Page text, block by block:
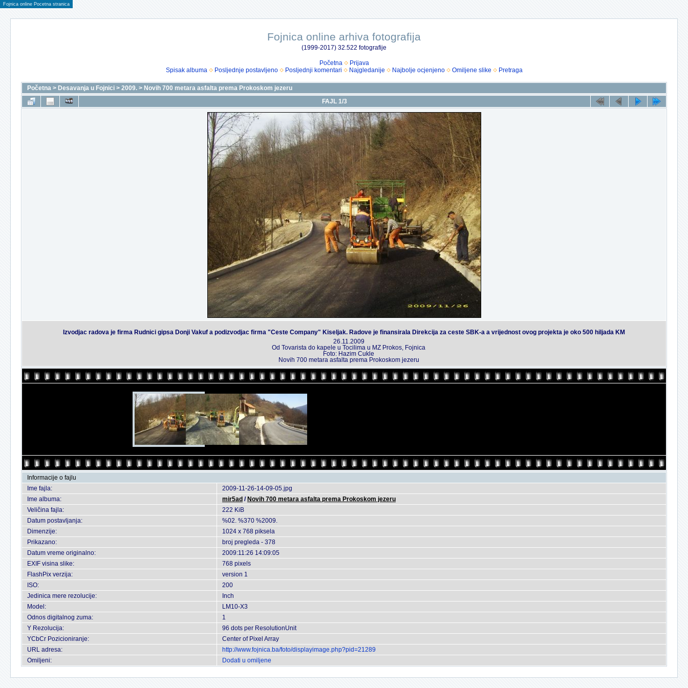
Fojnica online Pocetna stranica
Fojnica online arhiva fotografija
(1999-2017) 32.522 fotografije
Početna
Prijava
Spisak albuma
Posljednje postavljeno Posljednji komentari Najgledanije Najbolje ocjenjeno Omiljene slike Pretraga
Početna > Desavanja u Fojnici > 2009. > Novih 700 metara asfalta prema Prokoskom jezeru
FAJL 1/3
Izvodjac radova je firma Rudnici gipsa Donji Vakuf a podizvodjac firma "Ceste Company" Kiseljak. Radove je finansirala Direkcija za ceste SBK-a a vrijednost ovog projekta je oko 500 hiljada KM
26.11.2009
Od Tovarista do kapele u Tocilima u MZ Prokos, Fojnica
Foto: Hazim Cukle
Novih 700 metara asfalta prema Prokoskom jezeru
Informacije o fajlu
Ime fajla:
2009-11-26-14-09-05.jpg
Ime albuma:
mir5ad / Novih 700 metara asfalta prema Prokoskom jezeru
Veličina fajla:
222 KiB
Datum postavljanja:
%02. %370 %2009.
Dimenzije:
1024 x 768 piksela
Prikazano:
broj pregleda - 378
Datum vreme originalno:
2009:11:26 14:09:05
EXIF visina slike:
768 pixels
FlashPix verzija:
version 1
ISO:
200
Jedinica mere rezolucije:
Inch
Model:
LM10-X3
Odnos digitalnog zuma:
1
Y Rezolucija:
96 dots per ResolutionUnit
YCbCr Pozicioniranje:
Center of Pixel Array
URL adresa:
http://www.fojnica.ba/foto/displayimage.php?pid=21289
Omiljeni:
Dodati u omiljene